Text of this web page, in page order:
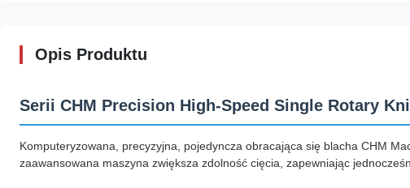
Opis Produktu
Serii CHM Precision High-Speed Single Rotary
Komputeryzowana, precyzyjna, pojedyncza obracająca się blacha CHM
zaawansowana maszyna zwiększa zdolność cięcia, zapewniając